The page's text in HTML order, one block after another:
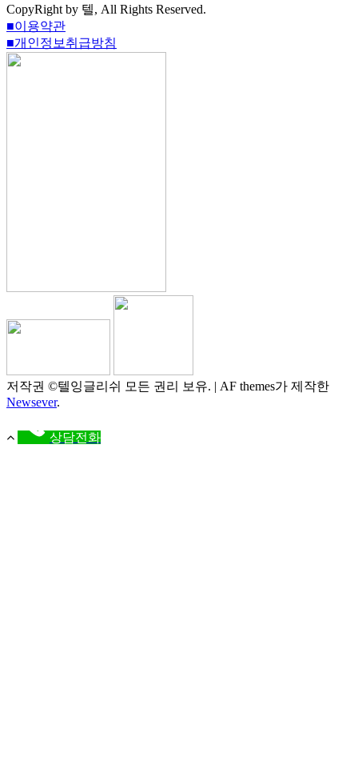
CopyRight by 텔, All Rights Reserved.
■이용약관
■개인정보취급방침
저작권 ©텔잉글리쉬 모든 권리 보유. | AF themes가 제작한
Newsever.
상담전화